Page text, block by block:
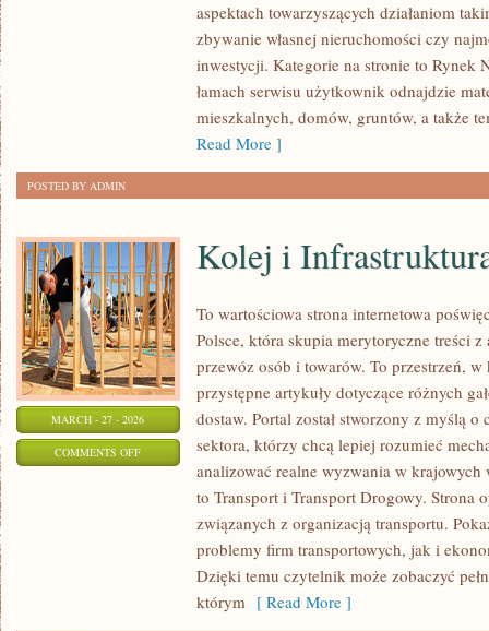
FORMALNOŚCI
aspektach towarzyszących działaniom
zbywanie własnej nieruchomości czy
inwestycji. Kategorie na stronie to Rynek
łamach serwisu użytkownik odnajdzie
mieszkalnych, domów, gruntów, a także
Read More ]
POSTED BY ADMIN
MARCH - 27 - 2026
COMMENTS OFFON
INFRASTRUKTURA
Kolej i
To wartościowa strona internetowa
Polsce, która skupia merytoryczne treści
przewóz osób i towarów. To przestrzeń,
przystępne artykuły dotyczące różnych
dostaw. Portal został stworzony z myślą
sektora, którzy chcą lepiej rozumieć
analizować realne wyzwania w krajowych
to Transport i Transport Drogowy. Strona
związanych z organizacją transportu.
problemy firm transportowych, jak i
Dzięki temu czytelnik może zobaczyć
którym [ Read More ]